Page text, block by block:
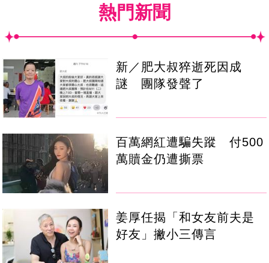
熱門新聞
新／肥大叔猝逝死因成
謎 團隊發聲了
百萬網紅遭騙失蹤 付500
萬贖金仍遭撕票
姜厚任揭「和女友前夫是
好友」撇小三傳言